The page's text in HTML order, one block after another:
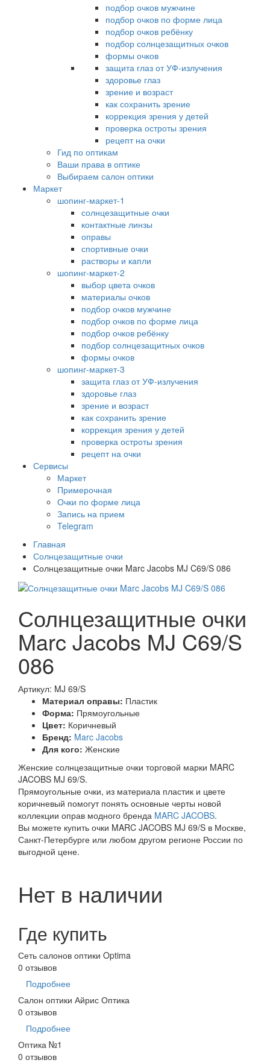
подбор очков мужчине
подбор очков по форме лица
подбор очков ребёнку
подбор солнцезащитных очков
формы очков
защита глаз от УФ-излучения
здоровье глаз
зрение и возраст
как сохранить зрение
коррекция зрения у детей
проверка остроты зрения
рецепт на очки
Гид по оптикам
Ваши права в оптике
Выбираем салон оптики
Маркет
шопинг-маркет-1
солнцезащитные очки
контактные линзы
оправы
спортивные очки
растворы и капли
шопинг-маркет-2
выбор цвета очков
материалы очков
подбор очков мужчине
подбор очков по форме лица
подбор очков ребёнку
подбор солнцезащитных очков
формы очков
шопинг-маркет-3
защита глаз от УФ-излучения
здоровье глаз
зрение и возраст
как сохранить зрение
коррекция зрения у детей
проверка остроты зрения
рецепт на очки
Сервисы
Маркет
Примерочная
Очки по форме лица
Запись на прием
Telegram
Главная
Солнцезащитные очки
Солнцезащитные очки Marc Jacobs MJ C69/S 086
Солнцезащитные очки
Marc Jacobs MJ C69/S
086
Артикул: MJ 69/S
Материал оправы: Пластик
Форма: Прямоугольные
Цвет: Коричневый
Бренд: Marc Jacobs
Для кого: Женские
Женские солнцезащитные очки торговой марки MARC
JACOBS MJ 69/S.
Прямоугольные очки, из материала пластик и цвете
коричневый помогут понять основные черты новой
коллекции оправ модного бренда MARC JACOBS.
Вы можете купить очки MARC JACOBS MJ 69/S в Москве,
Санкт-Петербурге или любом другом регионе России по
выгодной цене.
Нет в наличии
Где купить
Сеть салонов оптики Optima
0 отзывов
Подробнее
Салон оптики Айрис Оптика
0 отзывов
Подробнее
Оптика №1
0 отзывов